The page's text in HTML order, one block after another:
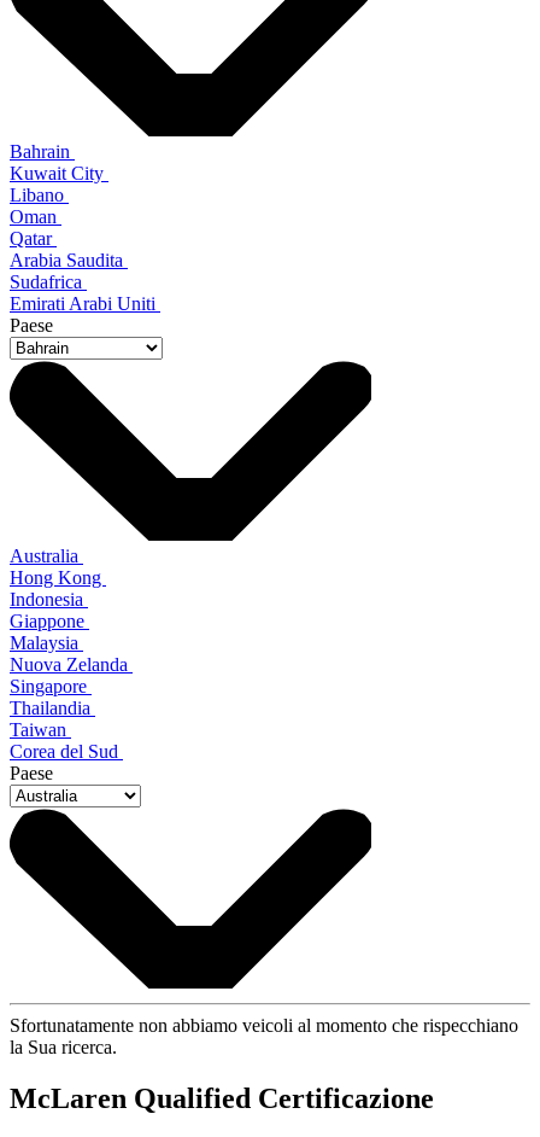
Bahrain
Kuwait City
Libano
Oman
Qatar
Arabia Saudita
Sudafrica
Emirati Arabi Uniti
Paese
Australia
Hong Kong
Indonesia
Giappone
Malaysia
Nuova Zelanda
Singapore
Thailandia
Taiwan
Corea del Sud
Paese
Sfortunatamente non abbiamo veicoli al momento che rispecchiano
la Sua ricerca.
McLaren Qualified Certificazione